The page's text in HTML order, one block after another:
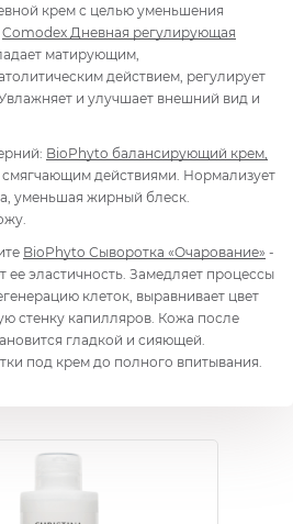
крем с целью уменьшения
Comodex Дневная регулирующая
матирующим,
действием, регулирует
и улучшает внешний вид и
BioPhyto балансирующий крем,
действиями. Нормализует
уменьшая жирный блеск.
BioPhyto Сыворотка «Очарование» -
эластичность. Замедляет процессы
клеток, выравнивает цвет
стенку капилляров. Кожа после
гладкой и сияющей.
под крем до полного впитывания.